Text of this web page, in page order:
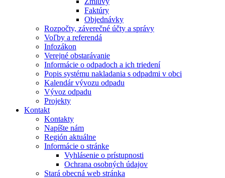
Faktúry
Objednávky
Rozpočty, záverečné účty a správy
Voľby a referendá
Infozákon
Verejné obstarávanie
Informácie o odpadoch a ich triedení
Popis systému nakladania s odpadmi v obci
Kalendár vývozu odpadu
Vývoz odpadu
Projekty
Kontakt
Kontakty
Napíšte nám
Región aktuálne
Informácie o stránke
Vyhlásenie o prístupnosti
Ochrana osobných údajov
Stará obecná web stránka